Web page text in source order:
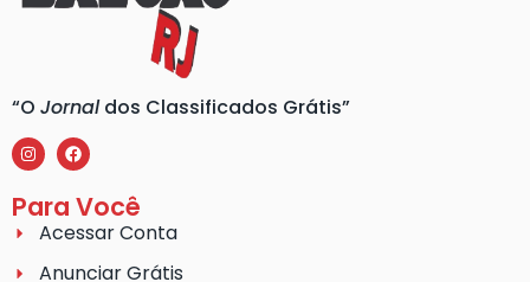
“O Jornaldos Classificados Grátis”
Para Você
Acessar Conta
Anunciar Grátis